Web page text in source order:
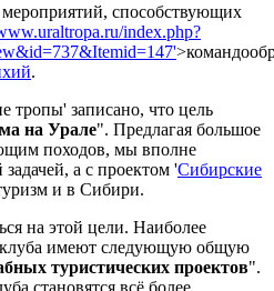
способствующих
index.php?
.
тропы' записано, что цель
на Урале". Предлагая большое
походов, мы вполне
а с проектом 'Сибирские
и в Сибири.
на этой цели. Наиболее
имеют следующую общую
туристических проектов".
становятся всё более